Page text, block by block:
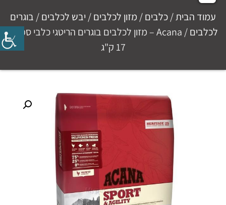
עמוד הבית/כלבים/ מזון לכלבים/ יבש לכלבים/ בוגרים
לכלבים
/ Acana – מזון לכלבים בוגרים הריטגי כלבי ספורט
17 ק"ג